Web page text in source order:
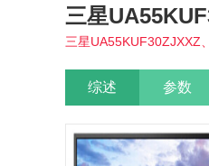
三星
三星UA55KUF30ZJXXZ
综述 参数